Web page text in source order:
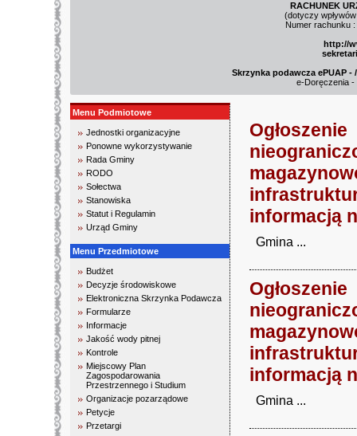
RACHUNEK
(dotyczy
Numer rachunku
http://
Skrzynka podawcza ePUAP -
e-Doręczenia -
Menu Podmiotowe
Jednostki organizacyjne
Ponowne wykorzystywanie
Rada Gminy
RODO
Sołectwa
Stanowiska
Statut i Regulamin
Urząd Gminy
Menu Przedmiotowe
Budżet
Decyzje środowiskowe
Elektroniczna Skrzynka Podawcza
Formularze
Informacje
Jakość wody pitnej
Kontrole
Miejscowy Plan
Zagospodarowania
Przestrzennego i Studium
Organizacje pozarządowe
Petycje
Przetargi
informacją
Gmina ...
informacją
Gmina ...